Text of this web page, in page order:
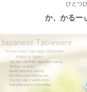
2022/12/2
≪おすすめ≫ 美味しい
ツヤごはん！
ひとつ
か、かるー